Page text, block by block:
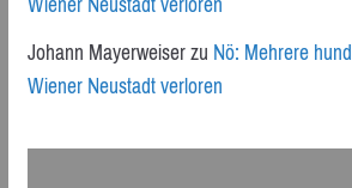
Johann MayerweiserzuNö: Mehrere
Wiener Neustadt verloren